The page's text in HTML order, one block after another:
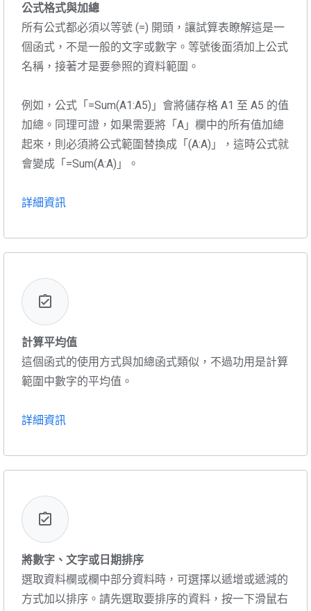
公式格式與加總
所有公式都必須以等號 (=) 開頭，讓試算表瞭解這是一
個函式，不是一般的文字或數字。等號後面須加上公式
名稱，接著才是要參照的資料範圍。
例如，公式「=Sum(A1:A5)」會將儲存格 A1 至 A5 的值
加總。同理可證，如果需要將「A」欄中的所有值加總
起來，則必須將公式範圍替換成「(A:A)」，這時公式就
會變成「=Sum(A:A)」。
詳細資訊
計算平均值
這個函式的使用方式與加總函式類似，不過功用是計算
範圍中數字的平均值。
詳細資訊
將數字、文字或日期排序
選取資料欄或欄中部分資料時，可選擇以遞增或遞減的
方式加以排序。請先選取要排序的資料，按一下滑鼠右